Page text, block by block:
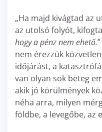
„Ha majd kivágtad az
az utolsó folyót,
hogy a pénz nem ehető.
nem érezzük
időjárást, a
van olyan sok beteg
akik jó körülmények
néha arra, milyen
földbe, a levegőbe, az